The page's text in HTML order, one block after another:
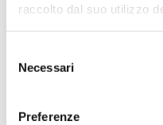
raccolto dal suo utilizzo
delNecessari
Preferenze
Bretelle abbinate ai
essere adattate a tutti i
CONTATTACI
MAGGIORI